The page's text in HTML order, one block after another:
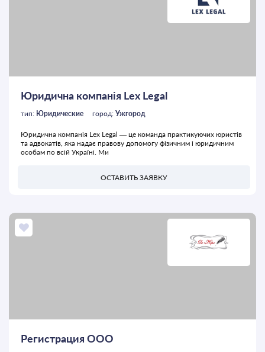
Юридична компанія Lex Legal
тип: Юридические город: Ужгород
Юридична компанія Lex Legal — це команда практикуючих юристів
та адвокатів, яка надає правову допомогу фізичним і юридичним
особам по всій Україні. Ми
ОСТАВИТЬ ЗАЯВКУ
Регистрация ООО